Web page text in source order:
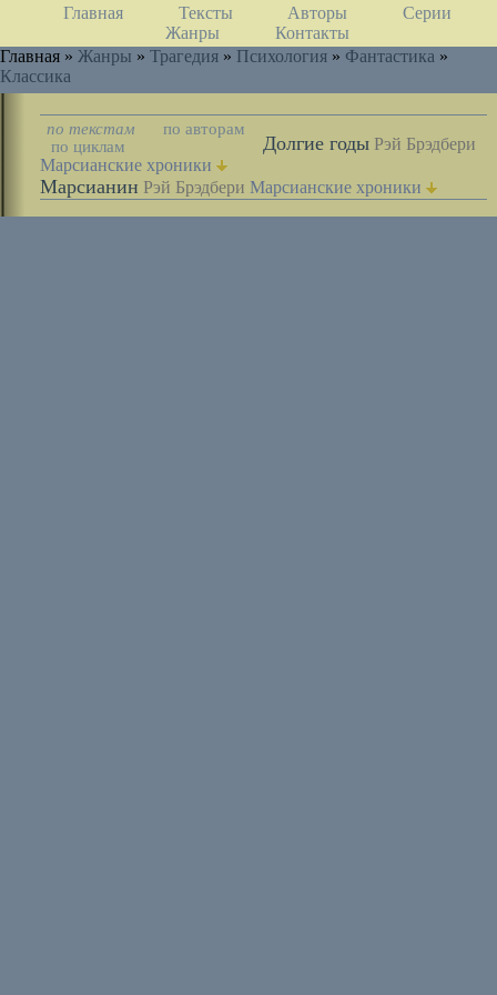
Главная Тексты Авторы
Серии
Жанры
Контакты
Главная » Жанры » Трагедия » Психология » Фантастика »
Классика
по текстам
по авторам
по циклам
Долгие годы Рэй Брэдбери
Марсианские хроники
Марсианин Рэй Брэдбери Марсианские хроники